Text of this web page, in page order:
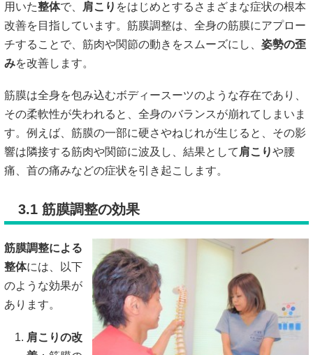
用いた整体で、 肩こり をはじめとするさまざまな症状の根本
改善を目指しています。筋膜調整は、全身の筋膜にアプロー
チすることで、筋肉や関節の動きをスムーズにし、 姿勢の歪
みを改善します。
筋膜は全身を包み込むボディースーツのような存在であり、
その柔軟性が失われると、全身のバランスが崩れてしまいま
す。例えば、筋膜の一部に硬さやねじれが生じると、その影
響は隣接する筋肉や関節に波及し、結果として肩こりや腰
痛、首の痛みなどの症状を引き起こします。
3.1 筋膜調整の効果
筋膜調整による
整体には、以下
のような効果が
あります。
肩こりの改